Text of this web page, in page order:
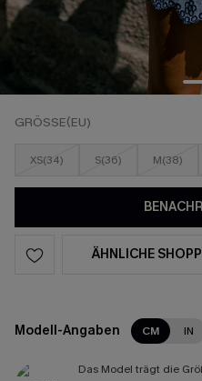
GRÖSSE(EU)
XS(34) S(36) M(38)
ÄHNLICHE
Modell-Angaben CM IN
Das Model trägt die